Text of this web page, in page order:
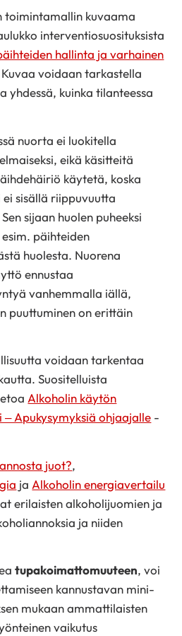
toimintamallin kuvaama
interventiosuosituksista
hallinta ja varhainen
Kuvaa voidaan tarkastella
yhdessä, kuinka tilanteessa
nuorta ei luokitella
eikä käsitteitä
käytetä, koska
sisällä riippuvuutta
sijaan huolen puheeksi
päihteiden
huolesta. Nuorena
ennustaa
vanhemmalla iällä,
puuttuminen on erittäin
voidaan tarkentaa
Suositelluista
Alkoholin käytön
Apukysymyksiä ohjaajalle -
juot?,
ja Alkoholin energiavertailu
erilaisten alkoholijuomien ja
ja niiden
tupakoimattomuuteen, voi
kannustavan mini-
mukaan ammattilaisten
vaikutus